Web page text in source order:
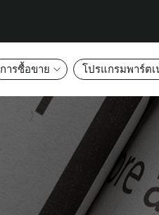
การซื้อขาย โปรแกรมพาร์ตเ